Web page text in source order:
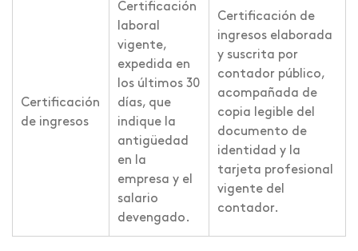
Certificación
de ingresos
Certificación
laboral
vigente,
expedida en
los últimos 30
días, que
indique la
antigüedad
en la
empresa y el
salario
devengado.
Certificación de
ingresos elaborada
y suscrita por
contador público,
acompañada de
copia legible del
documento de
identidad y la
tarjeta profesional
vigente del
contador.